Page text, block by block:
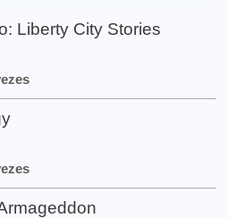
Liberty City Stories